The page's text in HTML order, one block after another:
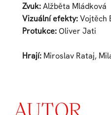
Zvuk:Alžběta Mládková
Vizuální efekty:Vojtěch
Protukce:Oliver Jati
Hrají:Miroslav Rataj,
AUTOR